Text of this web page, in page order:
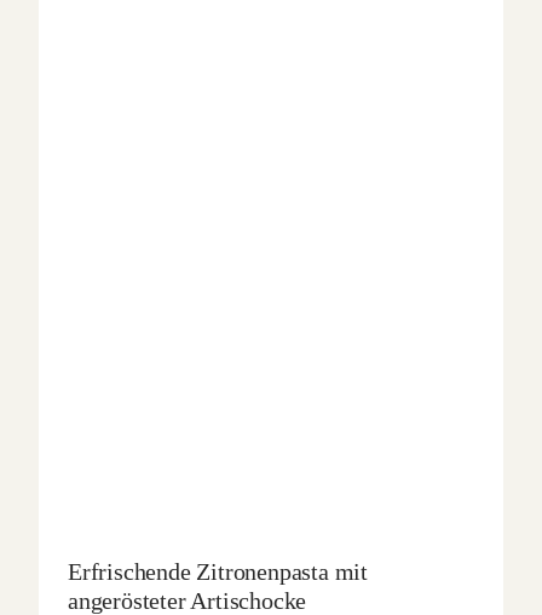
Erfrischende Zitronenpasta mit
angerösteter Artischocke